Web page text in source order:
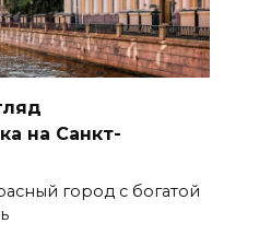
на Санкт-
город с богатой